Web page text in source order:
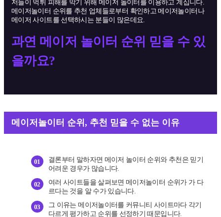
저들이 먹튀 피해를 막기 위해 메이저 놀이터를 이용하고 계십니다.
메이저놀이터 순위를 추천 업체들로부터 확인하고 메이저놀이터나
메이저 사이트를 선택하시는 분들이 많은데요.
과연 메이저 놀이터 순위 믿을 수 있
을까요?
메이저놀이터 순위, 추천 믿을 수 없는 이유
01
결론부터 말하자면 메이저 놀이터 순위와 추천은 믿기
어려운 경우가 많습니다.
02
여러 사이트들을 살펴보면 메이저놀이터 순위가 가 다
르다는 것을 알 수가 있습니다.
03
그 이유는 메이저놀이터를 커뮤니티 사이트마다 각기
다르게 평가하고 순위를 선정하기 때문입니다.